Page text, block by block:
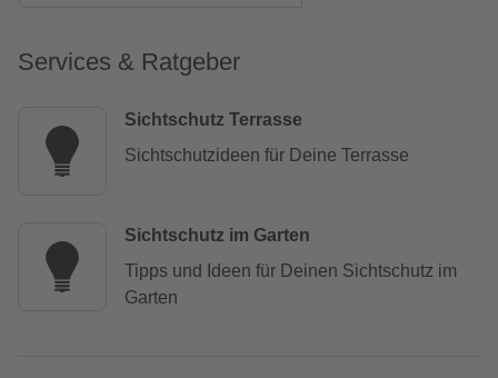
Services & Ratgeber
Sichtschutz Terrasse
Sichtschutzideen für Deine Terrasse
Sichtschutz im Garten
Tipps und Ideen für Deinen Sichtschutz im
Garten